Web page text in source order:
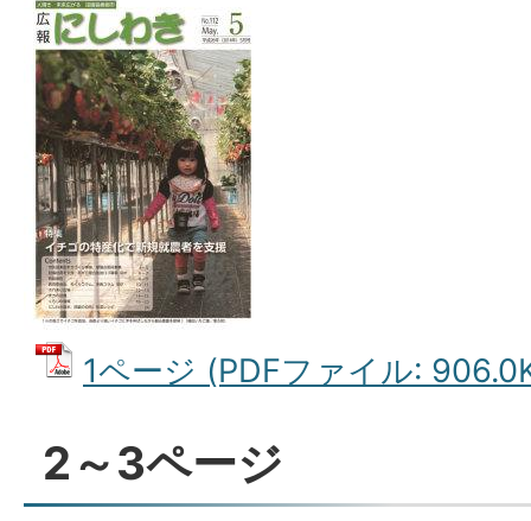
1ページ (PDFファイル:
2～3ページ